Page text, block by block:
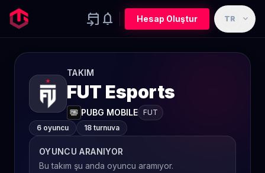
event_upcoming notifications Hesap Oluştur TR expand_more
TAKIM
FUT Esports
PUBG MOBILE FUT
6 oyuncu
18 turnuva
OYUNCU ARANIYOR
Bu takım şu anda oyuncu aramıyor.